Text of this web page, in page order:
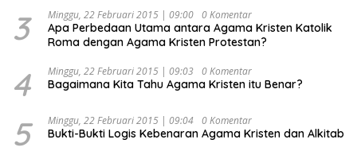
Indonesia Emas 2045”,
3 Minggu, 22 Februari 2015 | 09:00 0 Komentar
Apa Perbedaan Utama antara Agama Kristen Katolik
Roma dengan Agama Kristen Protestan?
4 Minggu, 22 Februari 2015 | 09:03 0 Komentar
Bagaimana Kita Tahu Agama Kristen itu Benar?
5 Minggu, 22 Februari 2015 | 09:04 0 Komentar
Bukti-Bukti Logis Kebenaran Agama Kristen dan Alkitab